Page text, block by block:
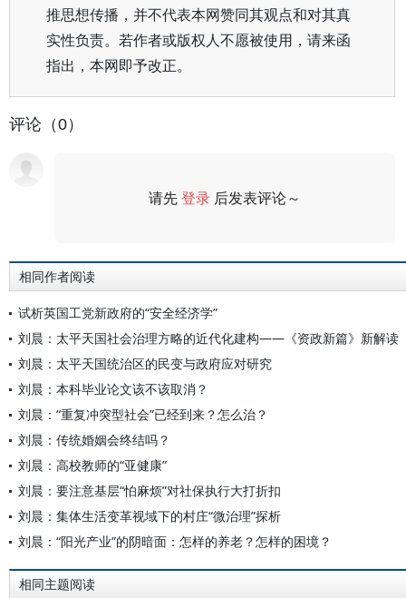
推思想传播，并不代表本网赞同其观点和对其真
实性负责。若作者或版权人不愿被使用，请来函
指出，本网即予改正。
评论（0）
请先登录 后发表评论～
相同作者阅读
试析英国工党新政府的“安全经济学”
刘晨：太平天国社会治理方略的近代化建构——《资政新篇》新解读
刘晨：太平天国统治区的民变与政府应对研究
刘晨：本科毕业论文该不该取消？
刘晨：“重复冲突型社会”已经到来？怎么治？
刘晨：传统婚姻会终结吗？
刘晨：高校教师的“亚健康”
刘晨：要注意基层“怕麻烦”对社保执行大打折扣
刘晨：集体生活变革视域下的村庄“微治理”探析
刘晨：“阳光产业”的阴暗面：怎样的养老？怎样的困境？
相同主题阅读